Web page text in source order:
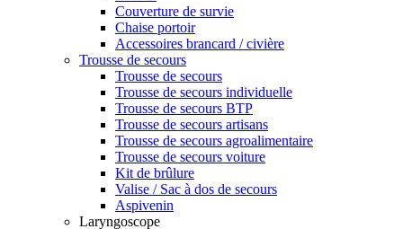
Couverture de survie
Chaise portoir
Accessoires brancard / civière
Trousse de secours
Trousse de secours
Trousse de secours individuelle
Trousse de secours BTP
Trousse de secours artisans
Trousse de secours agroalimentaire
Trousse de secours voiture
Kit de brûlure
Valise / Sac à dos de secours
Aspivenin
Laryngoscope